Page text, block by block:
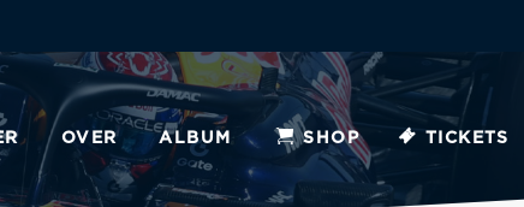
OVER ALBUM SHOP TICKETS